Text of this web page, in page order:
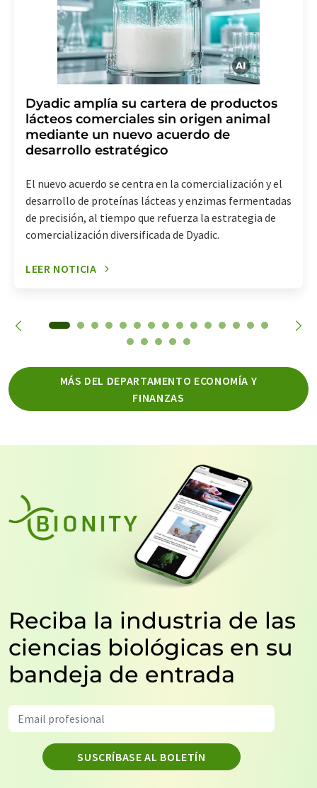
Dyadic amplía su cartera de productos
lácteos comerciales sin origen animal
mediante un nuevo acuerdo de
desarrollo estratégico
El nuevo acuerdo se centra en la comercialización y el
desarrollo de proteínas lácteas y enzimas fermentadas
de precisión, al tiempo que refuerza la estrategia de
comercialización diversificada de Dyadic.
LEER NOTICIA
MÁS DEL DEPARTAMENTO ECONOMÍA Y
FINANZAS
Reciba la industria de las
ciencias biológicas en su
bandeja de entrada
SUSCRÍBASE AL BOLETÍN